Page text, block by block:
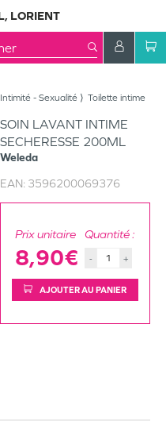
LORIENT
Intimité - Sexualité Toilette intime
SOIN LAVANT INTIME
SECHERESSE 200ML
Weleda
EAN: 3596200069376
Prix unitaire
8,90€
Quantité :
- +
AJOUTER AU PANIER